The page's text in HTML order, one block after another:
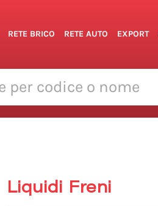
RETE BRICO RETE AUTO EXPORT
Liquidi Freni